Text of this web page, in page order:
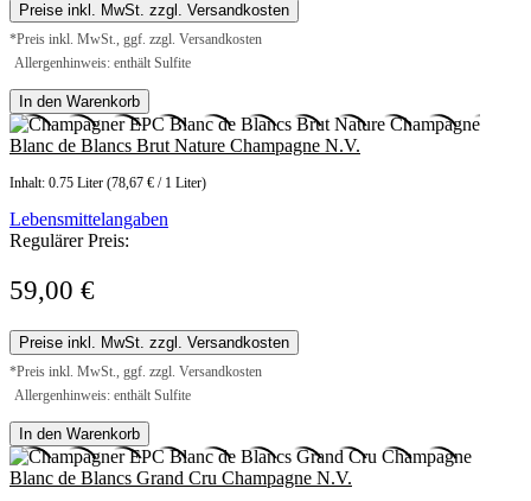
Preise inkl. MwSt. zzgl. Versandkosten
*Preis inkl. MwSt., ggf. zzgl. Versandkosten
Allergenhinweis: enthält Sulfite
In den Warenkorb
Blanc de Blancs Brut Nature Champagne N.V.
Inhalt: 0.75 Liter (78,67 € / 1 Liter)
Lebensmittelangaben
Regulärer Preis:
59,00 €
Preise inkl. MwSt. zzgl. Versandkosten
*Preis inkl. MwSt., ggf. zzgl. Versandkosten
Allergenhinweis: enthält Sulfite
In den Warenkorb
Blanc de Blancs Grand Cru Champagne N.V.